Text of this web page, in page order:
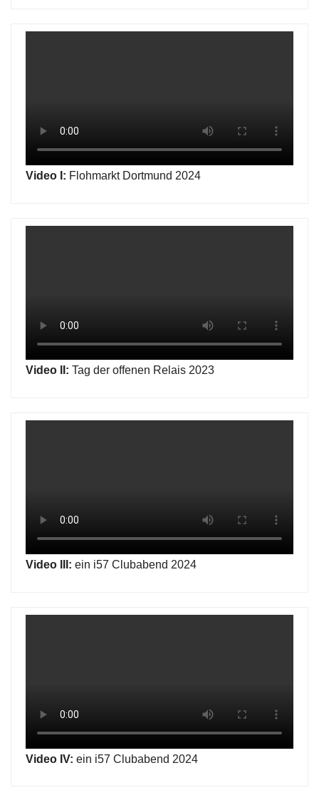
Video I: Flohmarkt Dortmund 2024
Video II: Tag der offenen Relais 2023
Video III: ein i57 Clubabend 2024
Video IV: ein i57 Clubabend 2024